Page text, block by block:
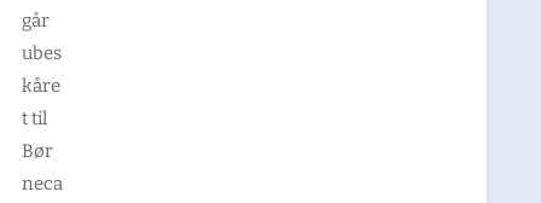
går
ubes
kåre
t til
Bør
neca